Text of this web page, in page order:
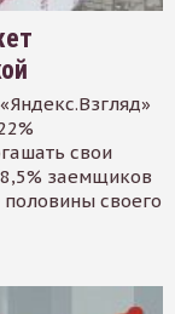
свои
заемщиков
своего